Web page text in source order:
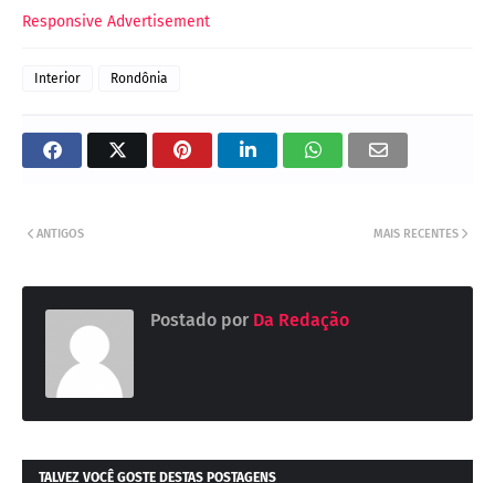
Responsive Advertisement
Interior Rondônia
MAIS RECENTES
ANTIGOS
Postado por Da Redação
TALVEZ VOCÊ GOSTE DESTAS POSTAGENS